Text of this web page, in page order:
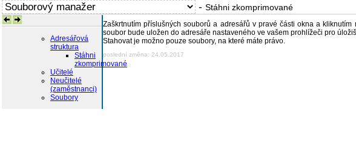
- Stáhni zkomprimované
Adresářová
struktura
Stáhni
zkomprimované
Učitelé
Neučitelé
(zaměstnanci)
Soubory
Zaškrtnutím příslušných souborů a adresářů v pravé části okna a kliknutím
soubor bude uložen do adresáře nastaveného ve vašem prohlížeči pro
Stahovat je možno pouze soubory, na které máte právo.
poslední změna: 24.05.2017